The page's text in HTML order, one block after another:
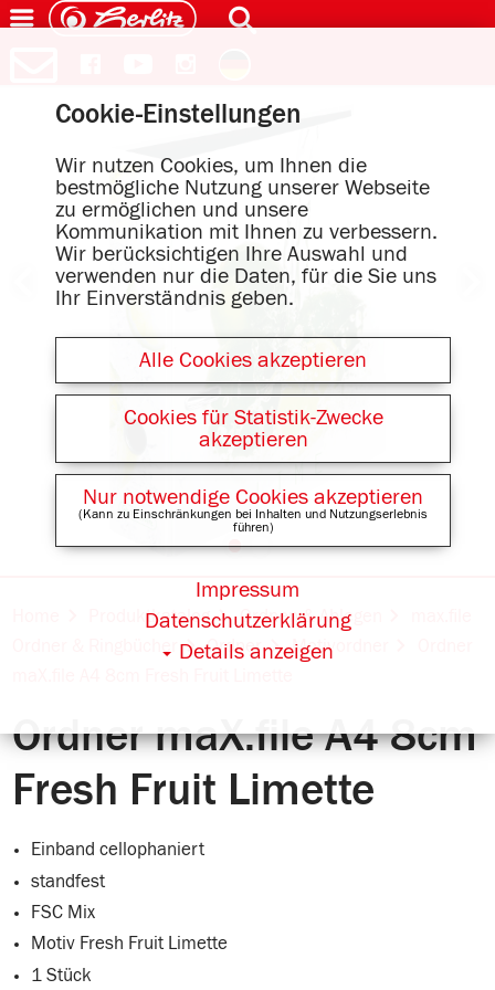
Produktkatalog Ordnen & Ablegen
Ordner Motivordner
Ordner maX.file A4 8cm
Fresh Fruit Limette
Einband cellophaniert
standfest
FSC Mix
Motiv Fresh Fruit Limette
1 Stück
Cookie-Einstellungen
Wir nutzen Cookies, um Ihnen die
bestmögliche Nutzung unserer Webseite
zu ermöglichen und unsere
Kommunikation mit Ihnen zu verbessern.
Wir berücksichtigen Ihre Auswahl und
verwenden nur die Daten, für die Sie uns
Ihr Einverständnis geben.
Alle Cookies akzeptieren
Cookies für Statistik-Zwecke
akzeptieren
Nur notwendige Cookies akzeptieren
(Kann zu Einschränkungen bei Inhalten und Nutzungserlebnis
führen)
Details anzeigen
Datenschutzerklärung
Impressum